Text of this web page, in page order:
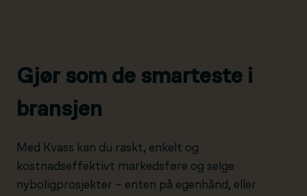
Gjør som de smarteste i
bransjen
Med Kvass kan du raskt, enkelt og
kostnadseffektivt markedsføre og selge
nyboligprosjekter – enten på egenhånd, eller